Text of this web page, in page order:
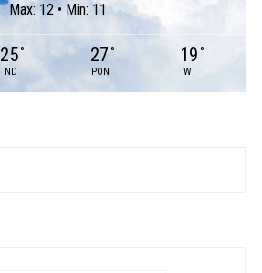
Max: 12 • Min: 11
25 °
ND
27 °
PON
19 °
WT